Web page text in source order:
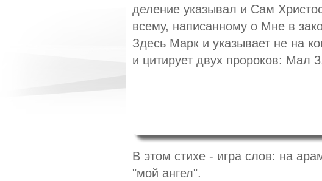
деление указывал и Сам
всему, написанному о Мне в
Здесь Марк и указывает не на
и цитирует двух пророков: Мал
В этом стихе - игра слов: на
"мой ангел".